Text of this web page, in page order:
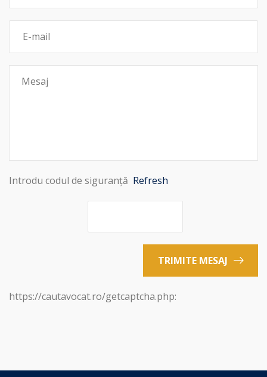
Introdu codul de siguranță Refresh
TRIMITE MESAJ
https://cautavocat.ro/getcaptcha.php: